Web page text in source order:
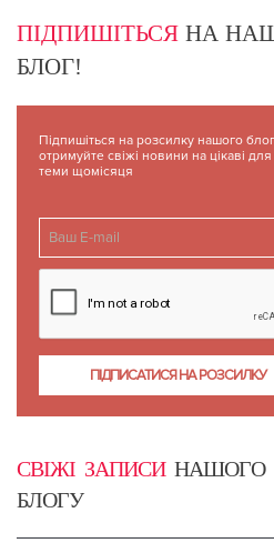
ПІДПИШІТЬСЯ НА
БЛОГ!
Підпишіться на розсилку нашого
отримуйте свіжі новини на цікаві
теми щомісяця
СВІЖІ ЗАПИСИНАШОГО
БЛОГУ